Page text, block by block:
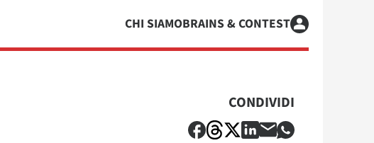
CHI SIAMOBRAINS & CONTEST
CONDIVIDI